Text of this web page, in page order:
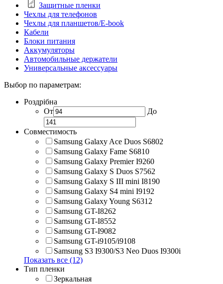
Защитные пленки
Чехлы для телефонов
Чехлы для планшетов/E-book
Кабели
Блоки питания
Аккумуляторы
Автомобильные держатели
Универсальные аксессуары
Выбор по параметрам:
Роздрібна
От
До
Совместимость
Samsung Galaxy Ace Duos S6802
Samsung Galaxy Fame S6810
Samsung Galaxy Premier I9260
Samsung Galaxy S Duos S7562
Samsung Galaxy S III mini I8190
Samsung Galaxy S4 mini I9192
Samsung Galaxy Young S6312
Samsung GT-I8262
Samsung GT-I8552
Samsung GT-I9082
Samsung GT-i9105/i9108
Samsung S3 I9300/S3 Neo Duos I9300i
Показать все (12)
Тип пленки
Зеркальная